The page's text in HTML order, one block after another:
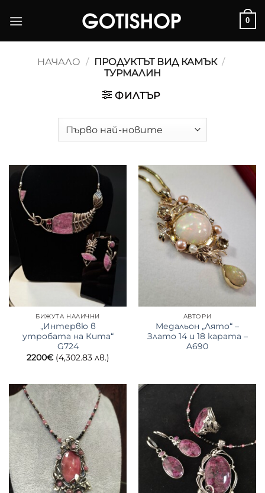
0
НАЧАЛО / ПРОДУКТЪТ ВИД КАМЪК /
ТУРМАЛИН
ФИЛТЪР
БИЖУТА НАЛИЧНИ
„Интервю в
утробата на Кита“
G724
2200€ (4,302.83 лв.)
АВТОРИ
Медальон „Лято“ –
Злато 14 и 18 карата –
A690